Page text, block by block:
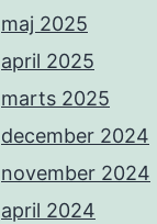
maj 2025
april 2025
marts 2025
december 2024
november 2024
april 2024